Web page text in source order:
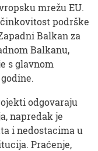
mrežu EU.
podrške
Balkan za
Balkanu,
s glavnom
odgovaraju
napredak je
i nedostacima u
Praćenje,